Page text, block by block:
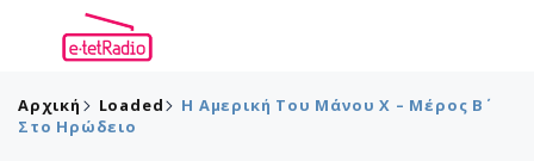
Αρχική Loaded
Η Αμερική Του Μάνου Χ – Μέρος Β΄
Στο Ηρώδειο